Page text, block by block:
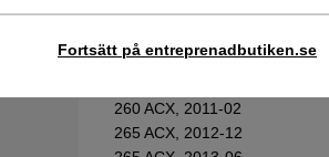
Fortsätt på entreprenadbutiken.se
230 ACX, 2014-01
260 ACX, 2009-08
260 ACX, 2011-02
265 ACX, 2012-12